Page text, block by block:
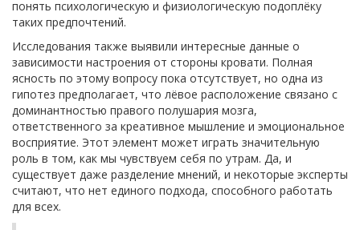
понять психологическую и физиологическую подоплёку
таких предпочтений.
Исследования также выявили интересные данные о
зависимости настроения от стороны кровати. Полная
ясность по этому вопросу пока отсутствует, но одна из
гипотез предполагает, что лёвое расположение связано с
доминантностью правого полушария мозга,
ответственного за креативное мышление и эмоциональное
восприятие. Этот элемент может играть значительную
роль в том, как мы чувствуем себя по утрам. Да, и
существует даже разделение мнений, и некоторые эксперты
считают, что нет единого подхода, способного работать
для всех.